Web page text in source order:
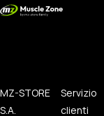
MZ-STORE
S.A.
Servizio
clienti